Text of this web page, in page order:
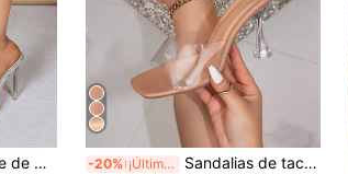
y diseño de sandalia deslizante -20% ¡Últimos 3 días Sandalias de tacón de pirámide de cristal de moda de ancho para mujeres, sandalias mule de tira transparente sencillas y sexis para vestidos de fiesta, club y exterior, tallas grandes